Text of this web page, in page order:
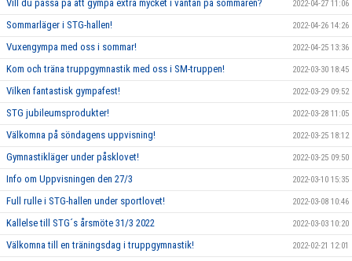
Vill du passa på att gympa extra mycket i väntan på sommaren? 2022-04-27 11:06
Sommarläger i STG-hallen! 2022-04-26 14:26
Vuxengympa med oss i sommar! 2022-04-25 13:36
Kom och träna truppgymnastik med oss i SM-truppen! 2022-03-30 18:45
Vilken fantastisk gympafest! 2022-03-29 09:52
STG jubileumsprodukter! 2022-03-28 11:05
Välkomna på söndagens uppvisning! 2022-03-25 18:12
Gymnastikläger under påsklovet! 2022-03-25 09:50
Info om Uppvisningen den 27/3 2022-03-10 15:35
Full rulle i STG-hallen under sportlovet! 2022-03-08 10:46
Kallelse till STG´s årsmöte 31/3 2022 2022-03-03 10:20
Välkomna till en träningsdag i truppgymnastik! 2022-02-21 12:01